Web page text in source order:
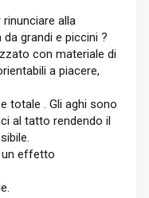
alla
grandi e piccini ?
con materiale di
a piacere,
totale . Gli aghi sono
al tatto rendendo il
un effetto